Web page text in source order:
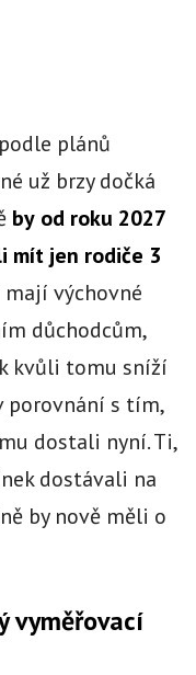
plánů
už brzy dočká
by od roku 2027
mít jen rodiče 3
výchovné
důchodcům,
kvůli tomu sníží
porovnání s tím,
dostali nyní. Ti,
dostávali na
by nově měli o
vyměřovací